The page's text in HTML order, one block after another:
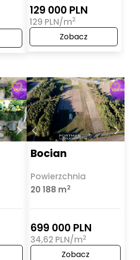
129 000 PLN
129 PLN/m2
Zobacz
Bocian
Powierzchnia
20 188 m2
699 000 PLN
34,62 PLN/m2
Zobacz